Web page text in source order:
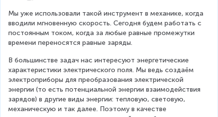
\
fr
a
c
\
D
el
t
a
q
Мы уже использовали такой инструмент в механике, когда
вводили мгновенную скорость. Сегодня будем работать с
постоянным током, когда за любые равные промежутки
времени переносятся равные заряды.
В большинстве задач нас интересуют энергетические
характеристики электрического поля. Мы ведь создаём
электроприборы для преобразования электрической
энергии (то есть потенциальной энергии взаимодействия
зарядов) в другие виды энергии: тепловую, световую,
механическую и так далее. Поэтому в качестве